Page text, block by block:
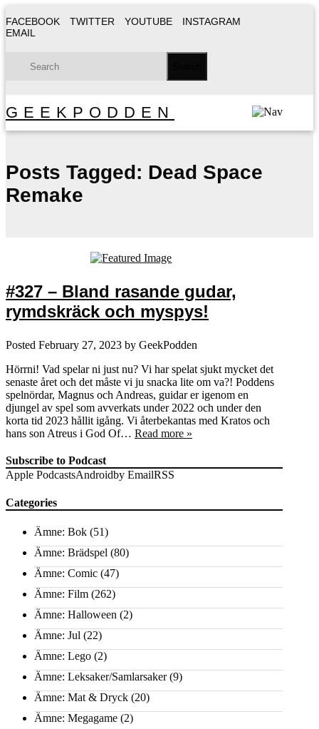
FACEBOOK TWITTER YOUTUBE
INSTAGRAM
EMAIL
GEEKPODDEN
Posts Tagged: Dead Space
Remake
#327 – Bland rasande gudar,
rymdskräck och myspys!
Posted February 27, 2023 by GeekPodden
Hörrni! Vad spelar ni just nu? Vi har spelat sjukt mycket det
senaste året och det måste vi ju snacka lite om va?! Poddens
spelnördar, Magnus och Andreas, guidar er igenom en
djungel av spel som avverkats under 2022 och under den
korta tid 2023 hållit igång. Vi återbekantas med Kratos och
hans son Atreus i God Of… Read more »
Subscribe to Podcast
Apple PodcastsAndroidby EmailRSS
Categories
Ämne: Bok (51)
Ämne: Brädspel (80)
Ämne: Comic (47)
Ämne: Film (262)
Ämne: Halloween (2)
Ämne: Jul (22)
Ämne: Lego (2)
Ämne: Leksaker/Samlarsaker(9)
Ämne: Mat & Dryck (20)
Ämne: Megagame (2)